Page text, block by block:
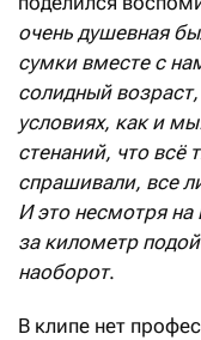
очень душевная
сумки вместе с
солидный
условиях, как и
стенаний, что всё
спрашивали, все
И это несмотря
за километр
наоборот.
В клипе нет